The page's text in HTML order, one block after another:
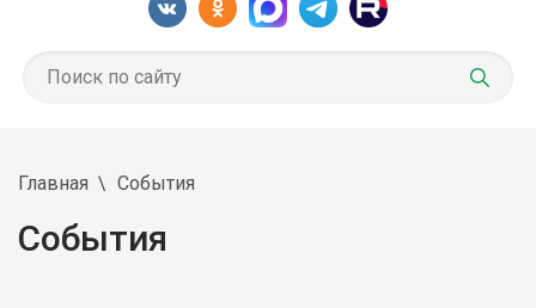
Главная События
События